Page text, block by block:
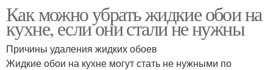
Как можно убрать жидкие обои на
кухне, если они стали не нужны
Причины удаления жидких обоев
Жидкие обои на кухне могут стать не нужными по